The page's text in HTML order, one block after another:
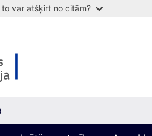
to var atšķirt no citām?